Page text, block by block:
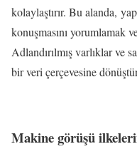
kolaylaştırır. Bu alanda,
konuşmasını yorumlamak
Adlandırılmış varlıklar ve
bir veri çerçevesine
Makine görüşü